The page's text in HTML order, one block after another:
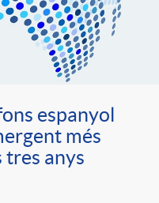
espanyol
més
tres anys